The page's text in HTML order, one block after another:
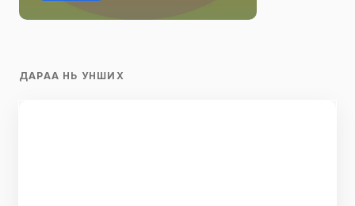
ДАРАА НЬ УНШИХ